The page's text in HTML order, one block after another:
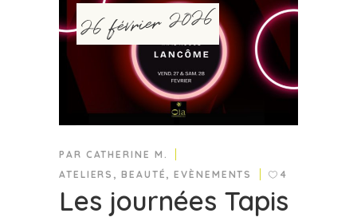
26 février 2026
PAR CATHERINE M.
ATELIERS ,BEAUTÉ ,EVÈNEMENTS 4
Les journées Tapis